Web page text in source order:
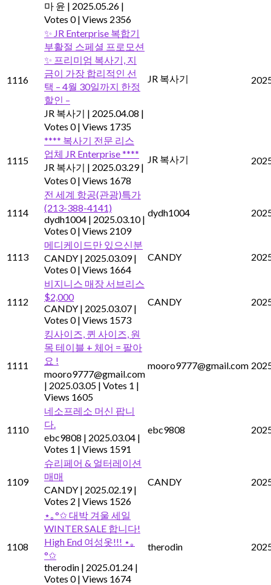
마 윤 | 2025.05.26 |
Votes 0 | Views 2356
1116
✨ JR Enterprise 복합기
부활절 스페셜 프로모션
✨ 프리미엄 복사기, 지
금이 가장 합리적인 선
택 – 4월 30일까지 한정
할인 –
JR 복사기 | 2025.04.08 |
Votes 0 | Views 1735
JR 복사기
1115
**** 복사기 전문 리스
업체 JR Enterprise ****
JR 복사기 | 2025.03.29 |
Votes 0 | Views 1678
JR 복사기
1114
전 세계 항공(관광)특가
(213-388-4141)
dydh1004 | 2025.03.10 |
Votes 0 | Views 2109
dydh1004
1113
메디케이드만 있으신분
CANDY | 2025.03.09 |
Votes 0 | Views 1664
CANDY
1112
비지니스 매장 서브리스
$2,000
CANDY | 2025.03.07 |
Votes 0 | Views 1573
CANDY
1111
킹사이즈, 퀸 사이즈, 원
목 테이블 + 체어 = 팔아
요 !
mooro9777@gmail.com
| 2025.03.05 | Votes 1 |
Views 1605
mooro9777@gmail.com
1110
네소프레소 머신 팝니
다.
ebc9808 | 2025.03.04 |
Votes 1 | Views 1591
ebc9808
1109
슈리페어 & 얼터레이션
매매
CANDY | 2025.02.19 |
Votes 2 | Views 1526
CANDY
1108
⋆｡°✩ 대박 겨울 세일
WINTER SALE 합니다!
High End 여성옷!!! ⋆｡
°✩
therodin | 2025.01.24 |
Votes 0 | Views 1674
therodin